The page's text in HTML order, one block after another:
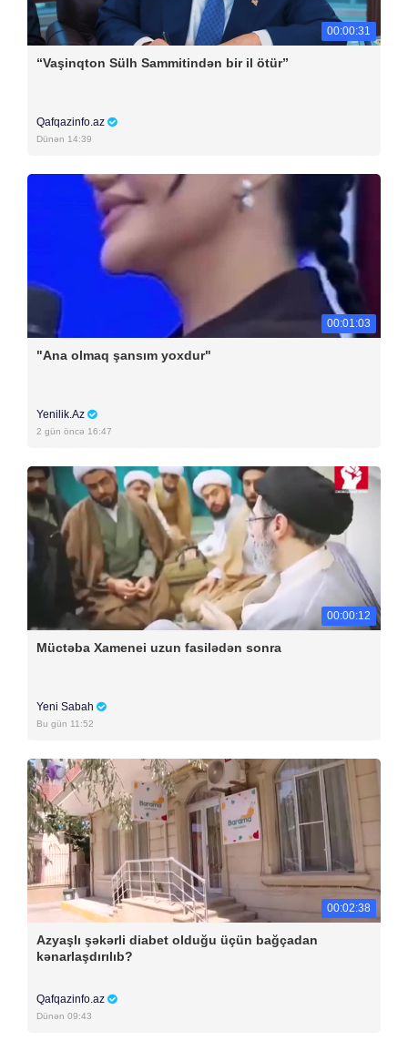
00:00:31
“Vaşinqton Sülh Sammitindən bir il ötür”
Qafqazinfo.az
Dünən 14:39
00:01:03
"Ana olmaq şansım yoxdur"
Yenilik.Az
2 gün öncə 16:47
00:00:12
Müctəba Xamenei uzun fasilədən sonra
Yeni Sabah
Bu gün 11:52
00:02:38
Azyaşlı şəkərli diabet olduğu üçün bağçadan
kənarlaşdırılıb?
Qafqazinfo.az
Dünən 09:43